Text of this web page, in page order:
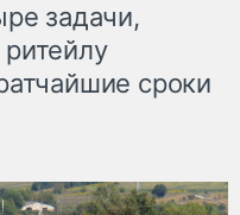
задачи,
сроки